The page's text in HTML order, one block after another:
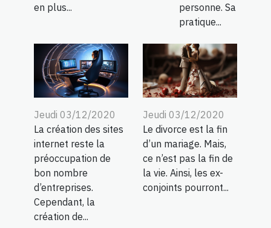
en plus...
personne. Sa
pratique...
Jeudi 03/12/2020
La création des sites
internet reste la
préoccupation de
bon nombre
d’entreprises.
Cependant, la
création de...
Jeudi 03/12/2020
Le divorce est la fin
d’un mariage. Mais,
ce n’est pas la fin de
la vie. Ainsi, les ex-
conjoints pourront...